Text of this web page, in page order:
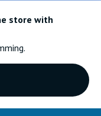
store with